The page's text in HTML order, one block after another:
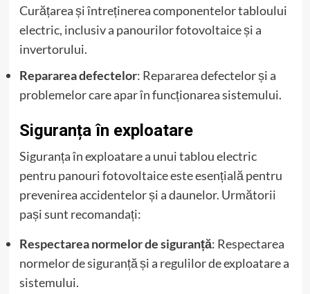
Curățarea și întreținerea componentelor tabloului
electric, inclusiv a panourilor fotovoltaice și a
invertorului.
Repararea defectelor: Repararea defectelor și a
problemelor care apar în funcționarea sistemului.
Siguranța în exploatare
Siguranța în exploatare a unui tablou electric
pentru panouri fotovoltaice este esențială pentru
prevenirea accidentelor și a daunelor. Următorii
pași sunt recomandați:
Respectarea normelor de siguranță: Respectarea
normelor de siguranță și a regulilor de exploatare a
sistemului.